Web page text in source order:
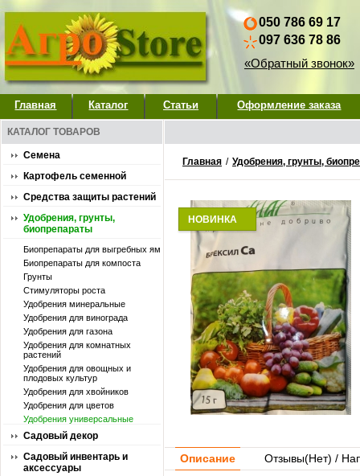
050 786 69 17
097 636 78 86
«Обратный звонок»
Главная Каталог Статьи Оформление заказа
КАТАЛОГ ТОВАРОВ
Семена
Картофель семенной
Средства защиты растений
Удобрения, грунты,
биопрепараты
Биопрепараты для выгребных ям
Биопрепараты для компоста
Грунты
Стимуляторы роста
Удобpения минеральные
Удобрения для винограда
Удобрения для газона
Удобрения для комнатных
растений
Удобрения для овощных и
плодовых культур
Удобрения для хвойников
Удобрения для цветов
Удобрения универсальные
Садовый декор
Садовый инвентарь и
аксессуары
Главная / Удобрения, грунты,
НОВИНКА
Описание Отзывы(Нет) /